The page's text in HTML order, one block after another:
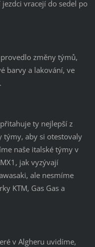
vracejí do sedel po
změny týmů,
barvy a lakování, ve
ty nejlepší z
týmy, aby si otestovaly
naše italské týmy v
jak vyzývají
ale nesmíme
KTM, Gas Gas a
v Algheru uvidíme,